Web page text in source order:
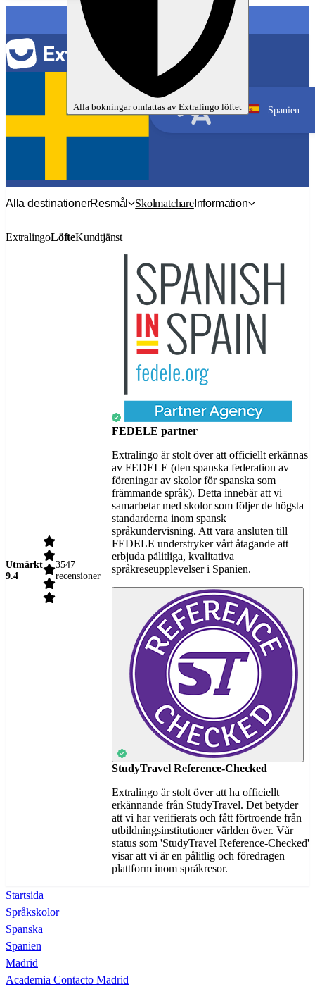
Alla bokningar omfattas av Extralingo löftet
Spanska
Spanien, Madrid
Alla destinationerResmål SkolmatchareInformation
ExtralingoLöfteKundtjänst
Utmärkt
9.4
3547
recensioner
FEDELE partner
Extralingo är stolt över att officiellt erkännas
av FEDELE (den spanska federation av
föreningar av skolor för spanska som
främmande språk). Detta innebär att vi
samarbetar med skolor som följer de högsta
standarderna inom spansk
språkundervisning. Att vara ansluten till
FEDELE understryker vårt åtagande att
erbjuda pålitliga, kvalitativa
språkreseupplevelser i Spanien.
StudyTravel Reference-Checked
Extralingo är stolt över att ha officiellt
erkännande från StudyTravel. Det betyder
att vi har verifierats och fått förtroende från
utbildningsinstitutioner världen över. Vår
status som 'StudyTravel Reference-Checked'
visar att vi är en pålitlig och föredragen
plattform inom språkresor.
Startsida
Språkskolor
Spanska
Spanien
Madrid
Academia Contacto Madrid